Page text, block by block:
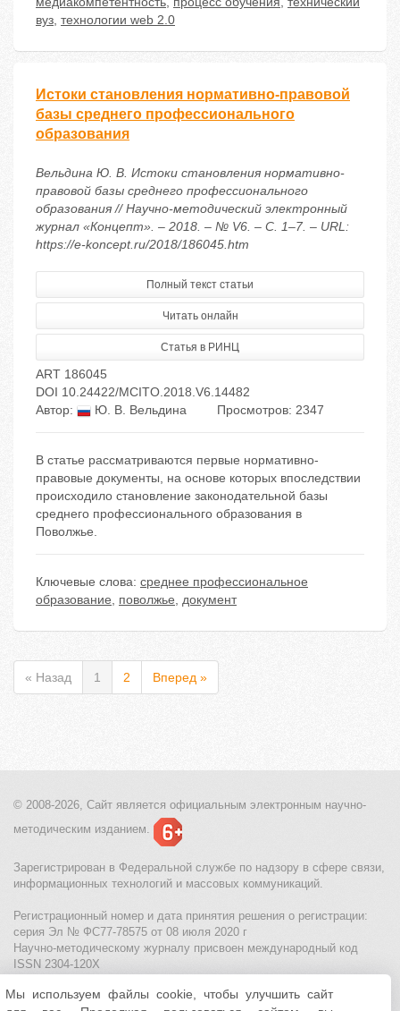
вуз, технологии web 2.0
Истоки становления нормативно-правовой
базы среднего профессионального
образования
Вельдина Ю. В. Истоки становления нормативно-
правовой базы среднего профессионального
образования // Научно-методический электронный
журнал «Концепт». – 2018. – № V6. – С. 1–7. – URL:
https://e-koncept.ru/2018/186045.htm
Полный текст статьи
Читать онлайн
Статья в РИНЦ
ART 186045
DOI 10.24422/MCITO.2018.V6.14482
Автор:
Ю. В. Вельдина Просмотров: 2347
В статье рассматриваются первые нормативно-
правовые документы, на основе которых впоследствии
происходило становление законодательной базы
среднего профессионального образования в
Поволжье.
Ключевые слова: среднее профессиональное
образование, поволжье, документ
« Назад 1 2 Вперед »
© 2008-2026, Сайт является официальным электронным научно-
методическим изданием.
Зарегистрирован в Федеральной службе по надзору в сфере связи,
информационных технологий и массовых коммуникаций.
Регистрационный номер и дата принятия решения о регистрации:
серия Эл № ФС77-78575 от 08 июля 2020 г
Научно-методическому журналу присвоен международный код
ISSN 2304-120X
МЦИТО|Школьные олимпиады и онлайн конкурсы для детей
Мы используем файлы cookie, чтобы улучшить сайт